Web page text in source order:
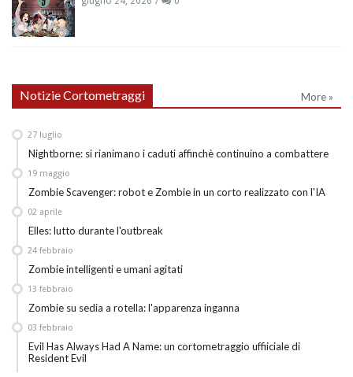
Notizie Cortometraggi More »
Nightborne: si rianimano i caduti affinchè continuino a combattere
27 luglio
Zombie Scavenger: robot e Zombie in un corto realizzato con l'IA
19 maggio
Elles: lutto durante l'outbreak
02 aprile
Zombie intelligenti e umani agitati
24 febbraio
Zombie su sedia a rotella: l'apparenza inganna
13 febbraio
Evil Has Always Had A Name: un cortometraggio uffiiciale di
Resident Evil
03 febbraio